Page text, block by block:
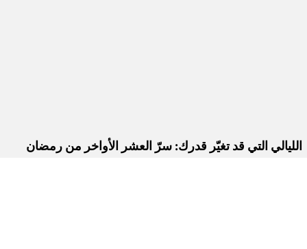
الليالي التي قد تغيّر قدرك: سرّ العشر الأواخر من رمضان